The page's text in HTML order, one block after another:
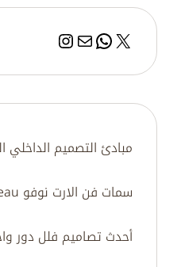
إكسواتساب
بريد
مبادئ التصميم الداخلي
سمات فن الارت نوفو Art Nouveau
أحدث تصاميم فلل دور واحد